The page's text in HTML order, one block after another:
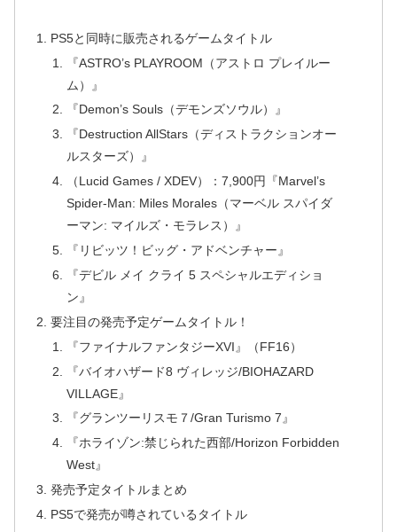
PS5と同時に販売されるゲームタイトル
『ASTRO’s PLAYROOM（アストロ プレイルー
ム）』
『Demon’s Souls（デモンズソウル）』
『Destruction AllStars（ディストラクションオー
ルスターズ）』
（Lucid Games / XDEV）：7,900円『Marvel’s
Spider-Man: Miles Morales（マーベル スパイダ
ーマン: マイルズ・モラレス）』
『リビッツ！ビッグ・アドベンチャー』
『デビル メイ クライ 5 スペシャルエディショ
ン』
要注目の発売予定ゲームタイトル！
『ファイナルファンタジーXVI』（FF16）
『バイオハザード8 ヴィレッジ/BIOHAZARD
VILLAGE』
『グランツーリスモ７/Gran Turismo 7』
『ホライゾン:禁じられた西部/Horizon Forbidden
West』
発売予定タイトルまとめ
PS5で発売が噂されているタイトル